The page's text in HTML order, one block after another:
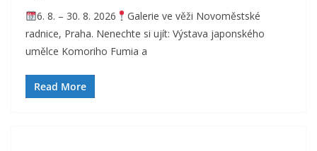
6. 8. – 30. 8. 2026
Galerie ve věži Novoměstské
radnice, Praha. Nenechte si ujít: Výstava japonského
umělce Komoriho Fumia a
Read More